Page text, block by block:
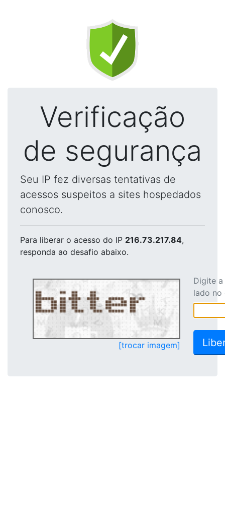
Verificação
de segurança
Seu IP fez diversas tentativas de
acessos suspeitos a sites hospedados
conosco.
Para liberar o acesso do IP 216.73.217.84,
responda ao desafio abaixo.
[trocar imagem]
Digite
lado no